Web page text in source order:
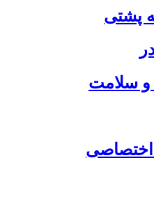
پشتی
سلامت
اختصاصی